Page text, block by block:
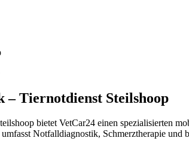
– Tiernotdienst Steilshoop
bietet VetCar24 einen spezialisierten
Notfalldiagnostik, Schmerztherapie